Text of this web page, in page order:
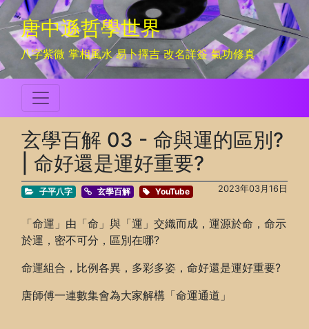
唐中遜哲學世界
八字紫微 掌相風水 易卜擇吉 改名詳簽 氣功修真
玄學百解 03 - 命與運的區別?
| 命好還是運好重要?
子平八字 玄學百解 YouTube 2023年03月16日
「命運」由「命」與「運」交織而成，運源於命，命示
於運，密不可分，區別在哪?
命運組合，比例各異，多彩多姿，命好還是運好重要?
唐師傅一連數集會為大家解構「命運通道」